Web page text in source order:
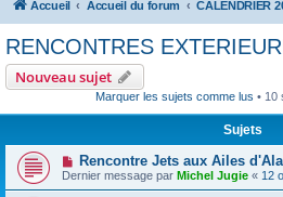
Accueil Accueil du forum CALENDRIER
RENCONTRES
Nouveau sujet
Marquer les sujets comme lus • 10
Sujets
Rencontre Jets aux Ailes
Dernier message par Michel Jugie « 12